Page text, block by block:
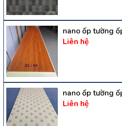
nano ốp tường
Liên hệ
nano ốp tường
Liên hệ